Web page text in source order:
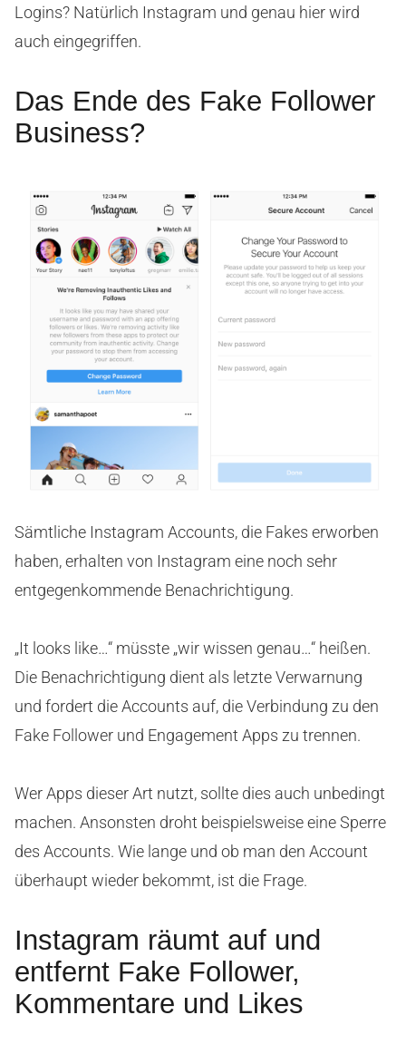
Logins? Natürlich Instagram und genau hier wird
auch eingegriffen.
Das Ende des Fake Follower
Business?
Sämtliche Instagram Accounts, die Fakes erworben
haben, erhalten von Instagram eine noch sehr
entgegenkommende Benachrichtigung.
„It looks like…“ müsste „wir wissen genau…“ heißen.
Die Benachrichtigung dient als letzte Verwarnung
und fordert die Accounts auf, die Verbindung zu den
Fake Follower und Engagement Apps zu trennen.
Wer Apps dieser Art nutzt, sollte dies auch unbedingt
machen. Ansonsten droht beispielsweise eine Sperre
des Accounts. Wie lange und ob man den Account
überhaupt wieder bekommt, ist die Frage.
Instagram räumt auf und
entfernt Fake Follower,
Kommentare und Likes